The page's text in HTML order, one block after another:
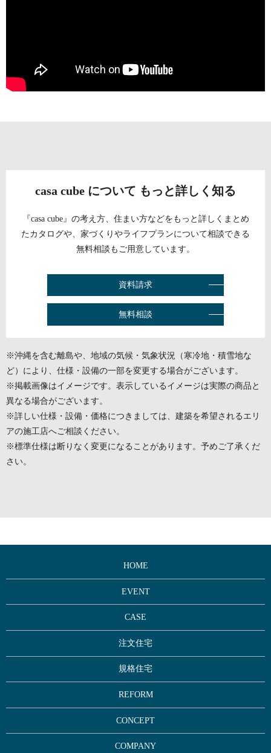
casa cube について もっと詳しく知る
『casa cube』の考え方、住まい方などをもっと詳しくまとめ
たカタログや、 家づくりやライフプランについて相談できる
無料相談もご用意しています。
資料請求
無料相談
※沖縄を含む離島や、地域の気候・気象状況（寒冷地・積雪地な
ど）により、仕様・設備の一部を変更する場合がございます。
※掲載画像はイメージです。表示しているイメージは実際の商品と
異なる場合がございます。
※詳しい仕様・設備・価格につきましては、建築を希望されるエリ
アの施工店へご相談ください。
※標準仕様は断りなく変更になることがあります。予めご了承くだ
さい。
HOME
EVENT
CASE
注文住宅
規格住宅
REFORM
CONCEPT
COMPANY